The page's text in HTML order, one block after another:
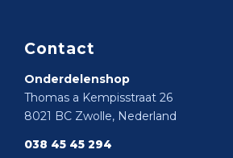
Contact
Onderdelenshop
Thomas a Kempisstraat 26
8021 BC Zwolle, Nederland
038 45 45 294